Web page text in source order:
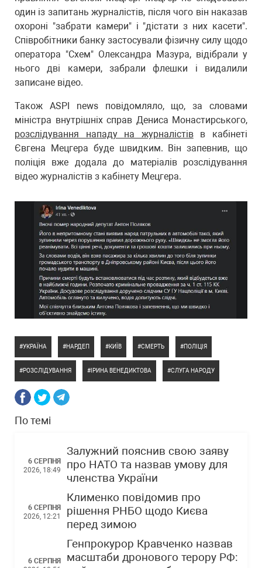
один із запитань журналістів, після чого він наказав
охороні "забрати камери" і "дістати з них касети".
Співробітники банку застосували фізичну силу щодо
оператора "Схем" Олександра Мазура, відібрали у
нього дві камери, забрали флешки і видалили
записане відео.
Також ASPI news повідомляло, що, за словами
міністра внутрішніх справ Дениса Монастирського,
розслідування нападу на журналістівв кабінеті
Євгена Мецгера буде швидким. Він запевнив, що
поліція вже додала до матеріалів розслідування
відео журналістів з кабінету Мецгера.
УКРАЇНА НАРДЕП КИЇВ СМЕРТЬ ПОЛІЦІЯ
РОЗСЛІДУВАННЯ ІРИНА ВЕНЕДИКТОВА СЛУГА НАРОДУ
По темі
6 СЕРПНЯ
2026, 18:49
Залужний пояснив свою заяву
про НАТО та назвав умову для
членства України
6 СЕРПНЯ
2026, 12:21
Клименко повідомив про
рішення РНБО щодо Києва
перед зимою
6 СЕРПНЯ
Генпрокурор Кравченко назвав
масштаби дронового терору РФ: